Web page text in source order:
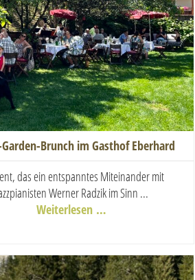
Brunch im Gasthof Eberhard
das ein entspanntes Miteinander mit
Werner Radzik im Sinn ...
Weiterlesen …